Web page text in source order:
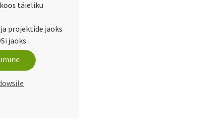
täieliku
projektide jaoks
jaoks